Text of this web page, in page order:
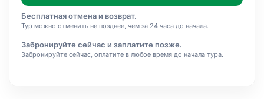
Бесплатная отмена и возврат.
Тур можно отменить не позднее, чем за 24 часа до начала.
Забронируйте сейчас и заплатите позже.
Забронируйте сейчас, оплатите в любое время до начала тура.